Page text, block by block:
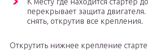
перекрывает защита двигателя.
снять, открутив все крепления.
Открутить нижнее крепление